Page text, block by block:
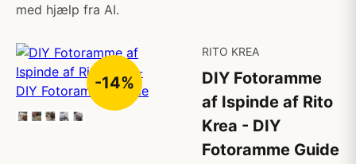
med hjælp fra AI.
-14%
RITO KREA
DIY Fotoramme
af Ispinde af Rito
Krea - DIY
Fotoramme Guide